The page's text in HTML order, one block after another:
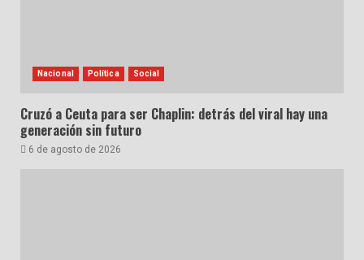
Nacional Política Social
Cruzó a Ceuta para ser Chaplin: detrás del viral hay una
generación sin futuro
6 de agosto de 2026